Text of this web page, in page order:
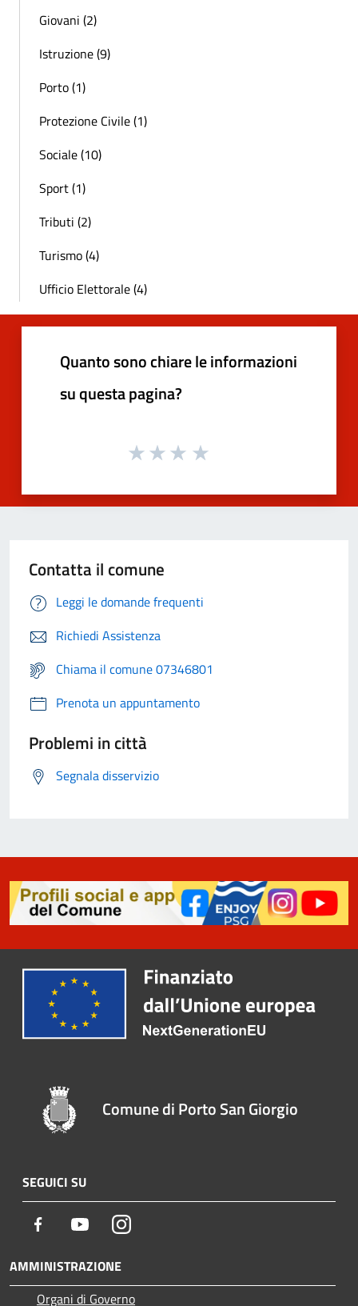
Giovani (2)
Istruzione (9)
Porto (1)
Protezione Civile (1)
Sociale (10)
Sport (1)
Tributi (2)
Turismo (4)
Ufficio Elettorale (4)
Quanto sono chiare le informazioni
su questa pagina?
Contatta il comune
Leggi le domande frequenti
Richiedi Assistenza
Chiama il comune 07346801
Prenota un appuntamento
Problemi in città
Segnala disservizio
Comune di Porto San Giorgio
SEGUICI SU
Facebook YoutubeInstagram
AMMINISTRAZIONE
Organi di Governo